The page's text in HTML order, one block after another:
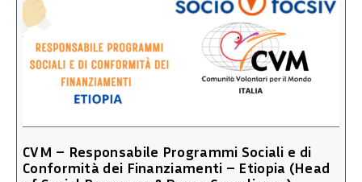
CVM – Responsabile Programmi Sociali e di
Conformità dei Finanziamenti – Etiopia (Head